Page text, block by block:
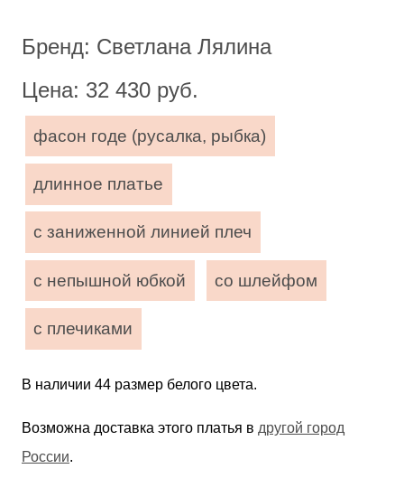
Бренд: Светлана Лялина
Цена: 32 430 руб.
фасон годе (русалка, рыбка)
длинное платье
с заниженной линией плеч
с непышной юбкой со шлейфом
с плечиками
В наличии 44 размер белого цвета.
Возможна доставка этого платья в другой город
России.